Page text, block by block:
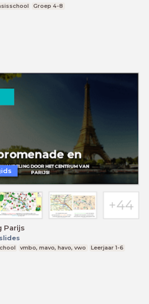
Groep 4-8
Parijs
slides
vmbo, mavo, havo, vwo Leerjaar 1-6